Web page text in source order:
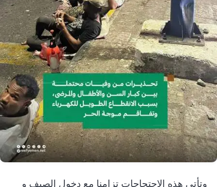
وتأتي هذه الاحتجاجات تزامنا مع دخول الصيف و